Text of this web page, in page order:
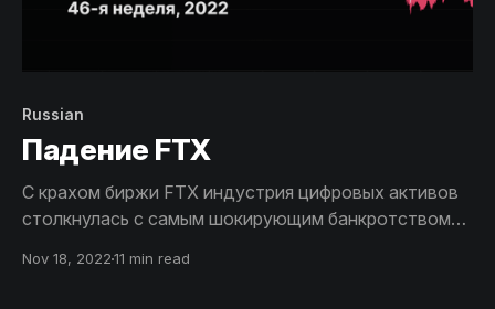
Russian
Падение FTX
С крахом биржи FTX индустрия цифровых активов
столкнулась с самым шокирующим банкротством
проанализируем массовый вывод средств с биржи
Nov 18, 202211 min read